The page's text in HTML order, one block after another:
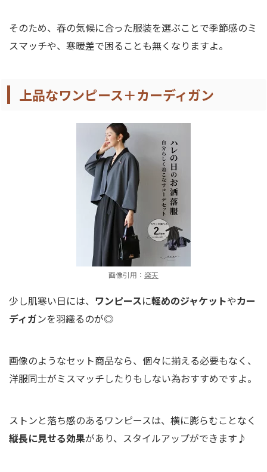
そのため、春の気候に合った服装を選ぶことで季節感のミ
スマッチや、寒暖差で困ることも無くなりますよ。
上品なワンピース＋カーディガン
画像引用： 楽天
少し肌寒い日には、 ワンピースに軽めのジャケットやカー
ディガンを羽織るのが◎
画像のようなセット商品なら、個々に揃える必要もなく、
洋服同士がミスマッチしたりもしない為おすすめですよ。
ストンと落ち感のあるワンピースは、横に膨らむことなく
縦長に見せる効果があり、スタイルアップができます♪